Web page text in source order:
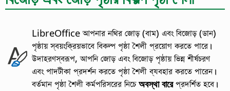
LibreOffice আপনার নথির জোড় (বাম) এবং বিজোড় (ডান)
পৃষ্ঠায় স্বয়ংক্রিয়ভাবে বিকল্প পৃষ্ঠা শৈলী প্রয়োগ করতে পারে।
উদাহরণস্বরূপ, আপনি জোড় এবং বিজোড় পৃষ্ঠায় ভিন্ন শীর্ষচরণ
এবং পাদটীকা প্রদর্শন করতে পৃষ্ঠা শৈলী ব্যবহার করতে পারেন।
বর্তমান পৃষ্ঠা শৈলী কর্মপরিসরের নিচেঅবস্থা বারেপ্রদর্শিত হবে।